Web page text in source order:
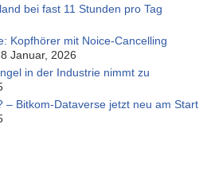
bei fast 11 Stunden pro Tag
Kopfhörer mit Noice-Cancelling
Januar, 2026
in der Industrie nimmt zu
– Bitkom-Dataverse jetzt neu am Start